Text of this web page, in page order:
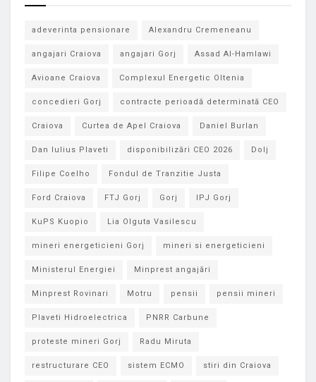
adeverinta pensionare Alexandru Cremeneanu
angajari Craiova angajari Gorj Assad Al-Hamlawi
Avioane Craiova Complexul Energetic Oltenia
concedieri Gorj contracte perioadă determinată CEO
Craiova Curtea de Apel Craiova Daniel Burlan
Dan Iulius Plaveti disponibilizări CEO 2026 Dolj
Filipe Coelho Fondul de Tranzitie Justa
Ford Craiova FTJ Gorj Gorj IPJ Gorj
KuPS Kuopio Lia Olguta Vasilescu
mineri energeticieni Gorj mineri si energeticieni
Ministerul Energiei Minprest angajări
Minprest Rovinari Motru pensii pensii mineri
Plaveti Hidroelectrica PNRR Carbune
proteste mineri Gorj Radu Miruta
restructurare CEO sistem ECMO stiri din Craiova